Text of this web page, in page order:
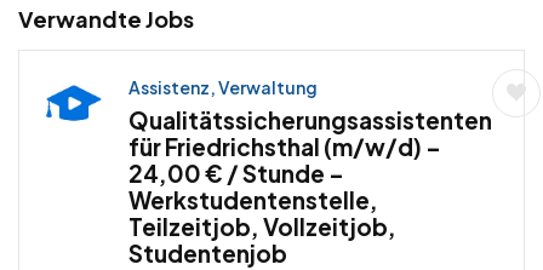
Verwandte Jobs
Assistenz, Verwaltung
Qualitätssicherungsassistenten
für Friedrichsthal (m/w/d) –
24,00 € / Stunde –
Werkstudentenstelle,
Teilzeitjob, Vollzeitjob,
Studentenjob